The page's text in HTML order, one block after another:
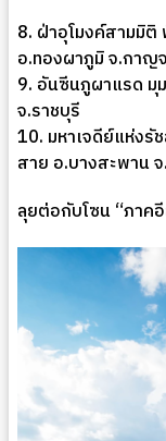
8. ฝ่าอุโมงค์สามมิติ
อ.ทองผาภูมิ จ.กาญ
9. อันซีนภูผาแรด มุ
จ.ราชบุรี
10. มหาเจดีย์แห่งรั
สาย อ.บางสะพาน
ลุยต่อกับโซน “ภาค